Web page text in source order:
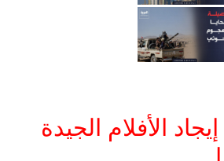
الأفلام الجيدة